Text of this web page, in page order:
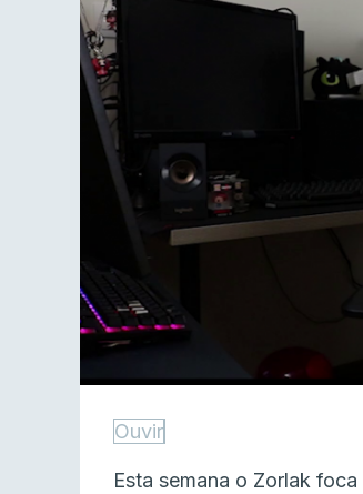
Ouvir
Esta semana o Zorlak